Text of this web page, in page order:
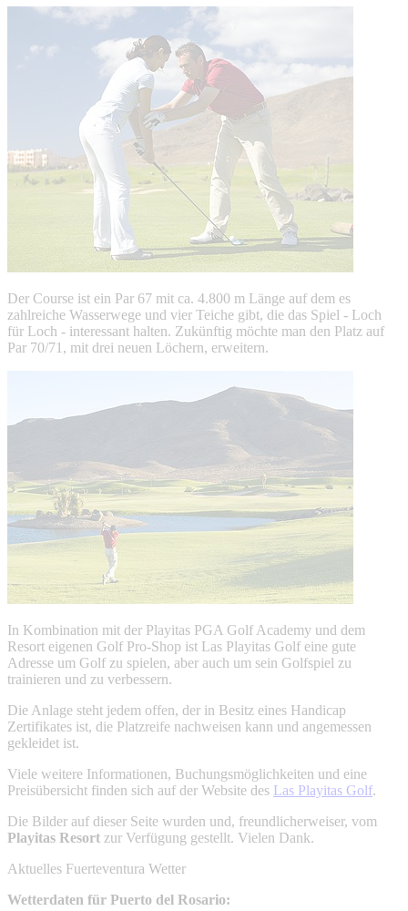
Der Course ist ein Par 67 mit ca. 4.800 m Länge auf dem es
zahlreiche Wasserwege und vier Teiche gibt, die das Spiel - Loch
für Loch - interessant halten. Zukünftig möchte man den Platz auf
Par 70/71, mit drei neuen Löchern, erweitern.
In Kombination mit der Playitas PGA Golf Academy und dem
Resort eigenen Golf Pro-Shop ist Las Playitas Golf eine gute
Adresse um Golf zu spielen, aber auch um sein Golfspiel zu
trainieren und zu verbessern.
Die Anlage steht jedem offen, der in Besitz eines Handicap
Zertifikates ist, die Platzreife nachweisen kann und angemessen
gekleidet ist.
Viele weitere Informationen, Buchungsmöglichkeiten und eine
Preisübersicht finden sich auf der Website des Las Playitas Golf.
Die Bilder auf dieser Seite wurden und, freundlicherweiser, vom
Playitas Resort zur Verfügung gestellt. Vielen Dank.
Aktuelles Fuerteventura Wetter
Wetterdaten für Puerto del Rosario: